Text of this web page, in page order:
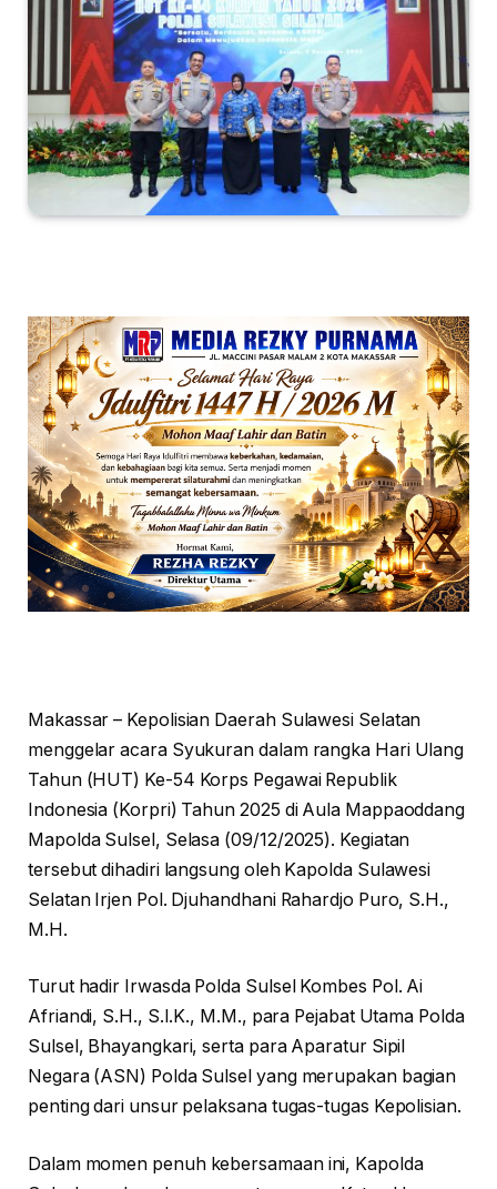
Makassar – Kepolisian Daerah Sulawesi Selatan
menggelar acara Syukuran dalam rangka Hari Ulang
Tahun (HUT) Ke-54 Korps Pegawai Republik
Indonesia (Korpri) Tahun 2025 di Aula Mappaoddang
Mapolda Sulsel, Selasa (09/12/2025). Kegiatan
tersebut dihadiri langsung oleh Kapolda Sulawesi
Selatan Irjen Pol. Djuhandhani Rahardjo Puro, S.H.,
M.H.
Turut hadir Irwasda Polda Sulsel Kombes Pol. Ai
Afriandi, S.H., S.I.K., M.M., para Pejabat Utama Polda
Sulsel, Bhayangkari, serta para Aparatur Sipil
Negara (ASN) Polda Sulsel yang merupakan bagian
penting dari unsur pelaksana tugas-tugas Kepolisian.
Dalam momen penuh kebersamaan ini, Kapolda